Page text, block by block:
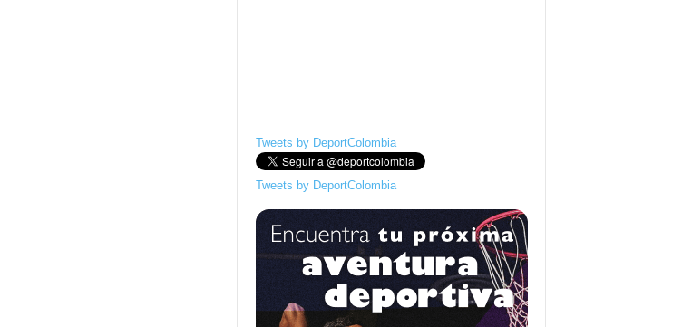
Tweets by DeportColombia
Tweets by DeportColombia